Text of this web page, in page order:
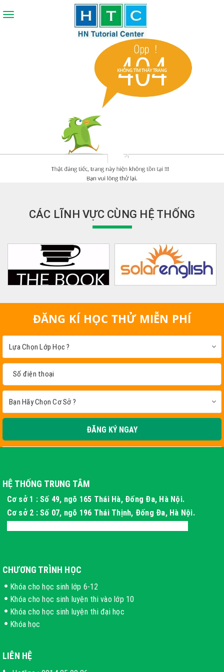
Toggle
CÁC LĨNH VỰC CÙNG HỆ THỐNG
ĐĂNG KÍ HỌC THỬ MIỄN PHÍ
ĐĂNG KÝ NGAY
HỆ THỐNG TRUNG TÂM
Cơ sở 1 : Số 49, ngõ 165 Thái Hà, Đống Đa, Hà Nội.
Cơ sở 2 : Số 07, ngõ 196 Thái Thịnh, Đống Đa, Hà Nội.
CHƯƠNG TRÌNH HỌC
Khóa cho học sinh lớp 6-12
Khóa cho học sinh luyện thi vào lớp 10
Khóa cho học sinh luyện thi đại học
Khóa học
LIÊN HỆ